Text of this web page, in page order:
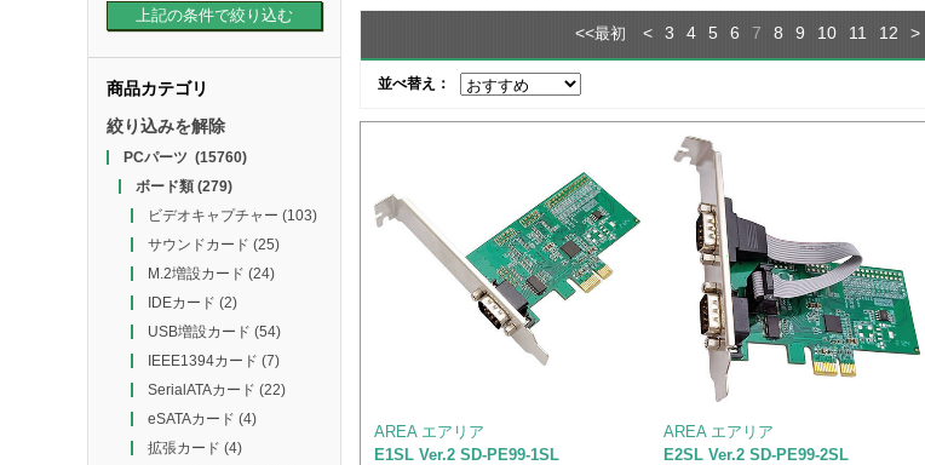
商品カテゴリ
絞り込みを解除
PCパーツ (15760)
ボード類(279)
ビデオキャプチャー (103)
サウンドカード (25)
M.2増設カード (24)
IDEカード (2)
USB増設カード (54)
IEEE1394カード (7)
SerialATAカード (22)
eSATAカード (4)
拡張カード (4)
<<最初 < 3 4 5 6 7 8 9 10 11 12 >
並べ替え：
AREA エアリア
E1SL Ver.2 SD-PE99-1SL
AREA エアリア
E2SL Ver.2 SD-PE99-2SL